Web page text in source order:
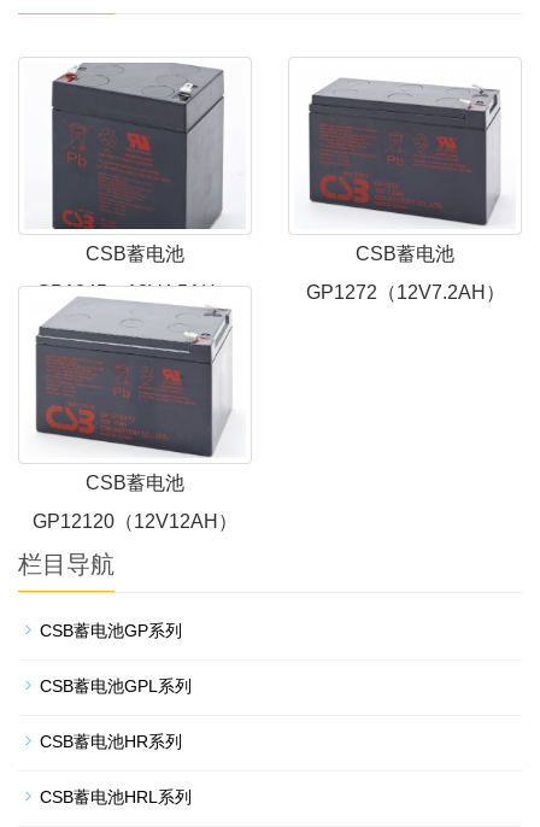
CSB蓄电池
GP1245（12V4.5AH）
CSB蓄电池
GP1272（12V7.2AH）
CSB蓄电池
GP12120（12V12AH）
栏目导航
CSB蓄电池GP系列
CSB蓄电池GPL系列
CSB蓄电池HR系列
CSB蓄电池HRL系列